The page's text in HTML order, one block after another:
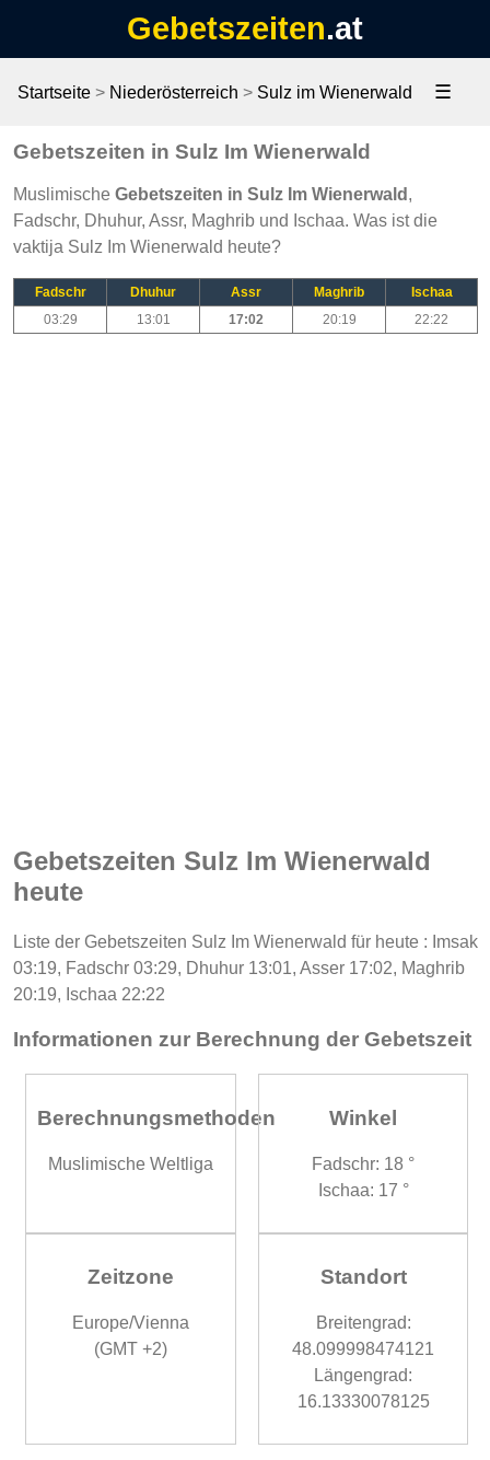
Gebetszeiten.at
Startseite> Niederösterreich > Sulz im Wienerwald ☰
Gebetszeiten in Sulz Im Wienerwald
Muslimische Gebetszeiten in Sulz Im Wienerwald ,
Fadschr, Dhuhur, Assr, Maghrib und Ischaa. Was ist die
vaktija Sulz Im Wienerwald heute?
Fadschr Dhuhur Assr Maghrib
Ischaa
03:29
13:01 17:02 20:19 22:22
Gebetszeiten Sulz Im Wienerwald
heute
Liste der Gebetszeiten Sulz Im Wienerwald für heute : Imsak
03:19, Fadschr 03:29, Dhuhur 13:01, Asser 17:02, Maghrib
20:19, Ischaa 22:22
Informationen zur Berechnung der Gebetszeit
Berechnungsmethoden
Muslimische Weltliga
Winkel
Fadschr: 18 °
Ischaa: 17 °
Zeitzone
Europe/Vienna
(GMT +2)
Standort
Breitengrad:
48.099998474121
Längengrad:
16.13330078125